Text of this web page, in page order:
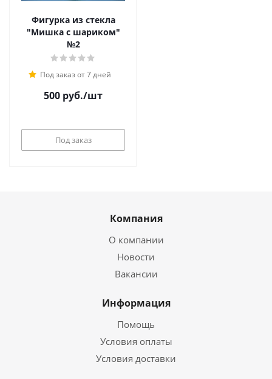
Фигурка из стекла
"Мишка с шариком"
№2
Под заказ от 7 дней
500 руб./шт
Под заказ
Компания
О компании
Новости
Вакансии
Информация
Помощь
Условия оплаты
Условия доставки